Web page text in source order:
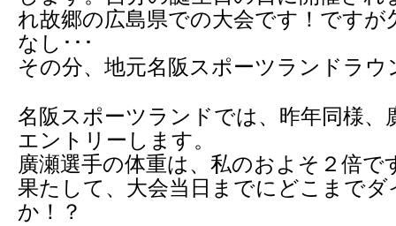
れ故郷の広島県での大会です！ですが
なし･･･
その分、地元名阪スポーツランドラ
名阪スポーツランドでは、昨年同様、
エントリーします。
廣瀬選手の体重は、私のおよそ２倍で
果たして、大会当日までにどこまで
か！？